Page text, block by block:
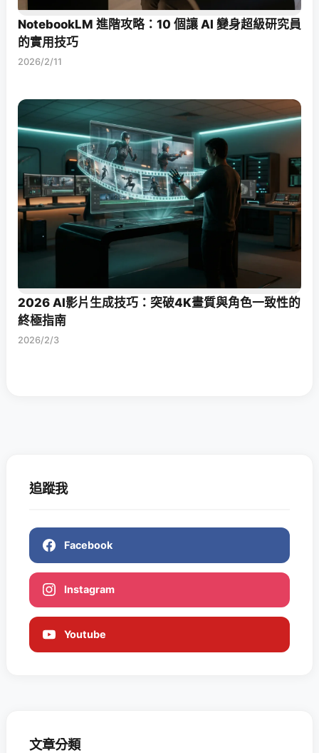
NotebookLM 進階攻略：10 個讓 AI 變身超級研究員
的實用技巧
2026/2/11
2026 AI影片生成技巧：突破4K畫質與角色一致性的
終極指南
2026/2/3
追蹤我
Facebook
Instagram
Youtube
文章分類